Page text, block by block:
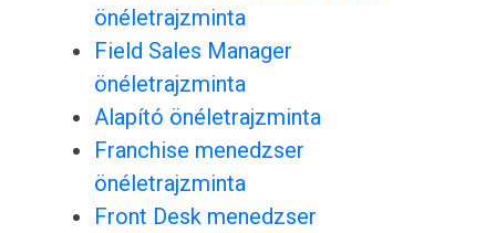
önéletrajzminta
Field Sales Manager
önéletrajzminta
Alapító önéletrajzminta
Franchise menedzser
önéletrajzminta
Front Desk menedzser